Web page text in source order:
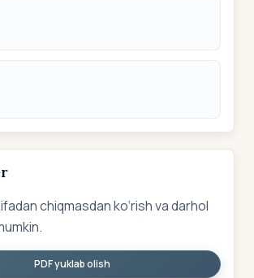
chiqmasdan ko‘rish va darhol
PDF yuklab olish